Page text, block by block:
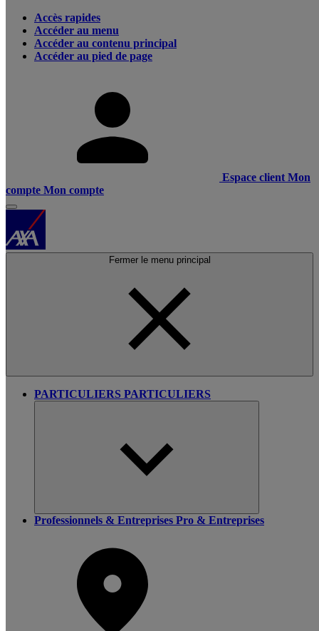
Accès rapides
Accéder au menu
Accéder au contenu principal
Accéder au pied de page
Espace client Mon
compte Mon compte
Fermer le menu principal
PARTICULIERS PARTICULIERS
Professionnels & Entreprises Pro & Entreprises